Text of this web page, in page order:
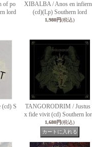
of po
lord
XIBALBA / Anos en
(cd)(Lp) Southern lord
1,980円(税込)
S
TANGORODRIM / Justus
x fide vivit (cd) Southern
1,680円(税込)